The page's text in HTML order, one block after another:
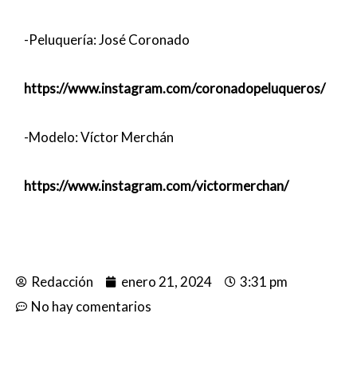
-Peluquería: José Coronado
https://www.instagram.com/coronadopeluqueros/
-Modelo: Víctor Merchán
https://www.instagram.com/victormerchan/
Redacción enero 21, 2024
3:31 pm
No hay comentarios